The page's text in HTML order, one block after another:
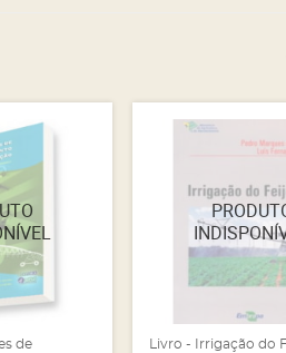
de
Livro - Irrigação do